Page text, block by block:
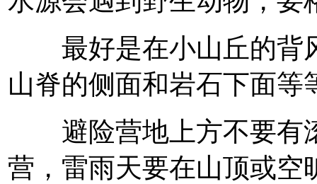
最好是在小山丘的背
山脊的侧面和岩石下面等
避险营地上方不要有
营，雷雨天要在山顶或空